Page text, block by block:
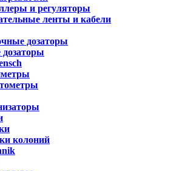
и регуляторы
ленты и кабели
дозаторы
колоний